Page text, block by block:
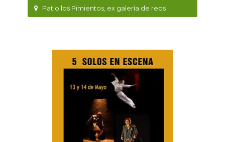
Patio los Pimientos, ex galería de reos